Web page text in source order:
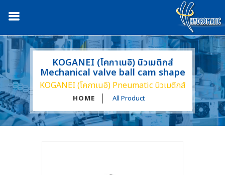
KOGANEI (โคกาเนอิ) นิวเมติกส์
Mechanical valve ball cam shape
KOGANEI (โคกาเนอิ) Pneumatic นิวเมติกส์
HOME All Product